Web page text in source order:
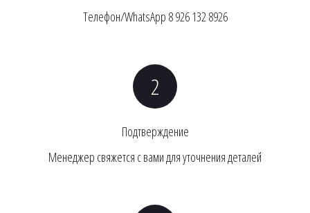
Телефон/WhatsApp 8 926 132 8926
Подтверждение
Менеджер свяжется с вами для уточнения деталей